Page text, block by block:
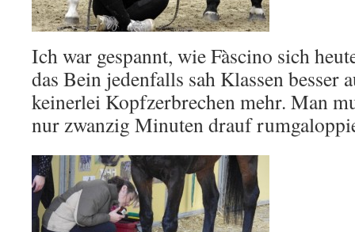
Ich war gespannt, wie Fàscino sich
das Bein jedenfalls sah Klassen besser
keinerlei Kopfzerbrechen mehr. Man
nur zwanzig Minuten drauf